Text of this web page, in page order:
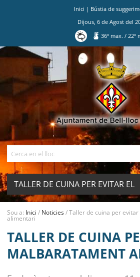
Inici | Bústia de
Dijous, 6de Agostdel
36º max./ 22º
TALLER DE CUINA PER EVITAR EL
MALBARATAMENT ALIMENTARI
MUNICIPI
Sou a: Inici / Noticies/Taller de cuina per
alimentari
TALLER DE CUINA
MALBARATAMENT